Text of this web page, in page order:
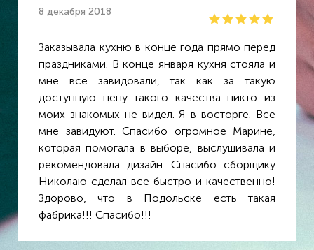
8 декабря 2018
Заказывала кухню в конце года прямо перед
праздниками. В конце января кухня стояла и
мне все завидовали, так как за такую
доступную цену такого качества никто из
моих знакомых не видел. Я в восторге. Все
мне завидуют. Спасибо огромное Марине,
которая помогала в выборе, выслушивала и
рекомендовала дизайн. Спасибо сборщику
Николаю сделал все быстро и качественно!
Здорово, что в Подольске есть такая
фабрика!!! Спасибо!!!